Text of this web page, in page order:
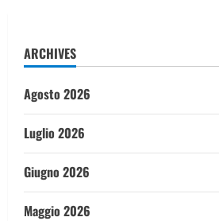
ARCHIVES
Agosto 2026
Luglio 2026
Giugno 2026
Maggio 2026